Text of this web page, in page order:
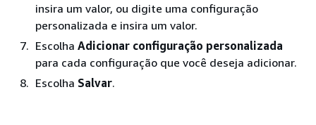
insira um valor, ou digite uma configuração
personalizada e insira um valor.
Escolha Adicionar configuração personalizada
para cada configuração que você deseja adicionar.
Escolha Salvar.